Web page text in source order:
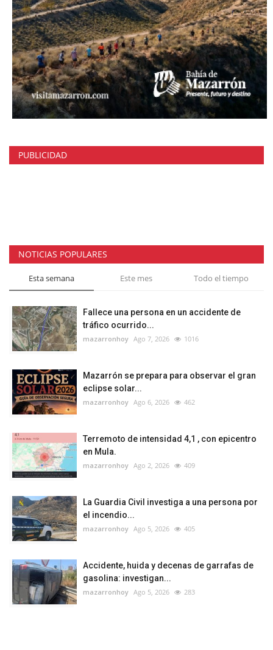
PUBLICIDAD
NOTICIAS POPULARES
Esta semana Este mes Todo el tiempo
Fallece una persona en un accidente de
tráfico ocurrido...
mazarronhoy Ago 7, 2026 1016
Mazarrón se prepara para observar el gran
eclipse solar...
mazarronhoy Ago 6, 2026 462
Terremoto de intensidad 4,1 , con epicentro
en Mula.
mazarronhoy Ago 2, 2026 409
La Guardia Civil investiga a una persona por
el incendio...
mazarronhoy Ago 5, 2026 405
Accidente, huida y decenas de garrafas de
gasolina: investigan...
mazarronhoy Ago 5, 2026 283